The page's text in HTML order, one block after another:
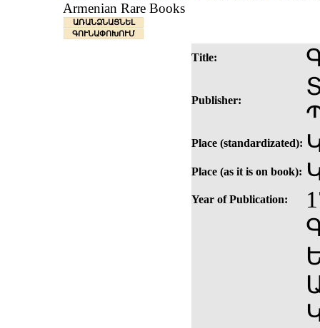
Armenian Rare Books
ԱՌԱՆՁՆԱՑՆԵԼ
ԳՈՒՆԱՓՈԽՈՒՄ
Title:
Publisher:
Place (standardizated):
Place (as it is on book):
Year of Publication: